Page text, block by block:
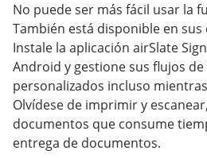
No puede ser más fácil usar la
También está disponible en
Instale la aplicación airSlate
Android y gestione sus flujos
personalizados incluso
Olvídese de imprimir y
documentos que consume
entrega de documentos.